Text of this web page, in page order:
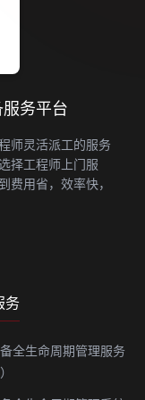
服务平台
师灵活派工的服务
择工程师上门服
费用省，效率快，
务
全生命周期管理服务